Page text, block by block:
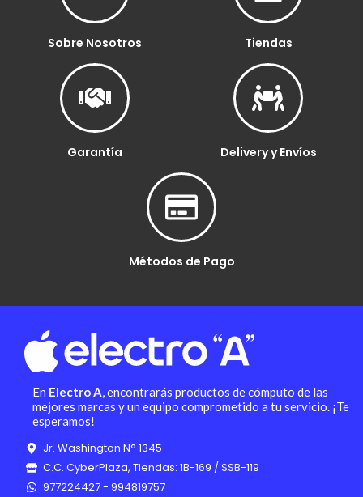
Sobre Nosotros Tiendas
Garantía Delivery y Envíos
Métodos de Pago
En Electro A, encontrarás productos de cómputo de las
mejores marcas y un equipo comprometido a tu servicio. ¡Te
esperamos!
Jr. Washington N° 1345
C.C. CyberPlaza, Tiendas: 1B-169 / SSB-119
977224427 - 994819757